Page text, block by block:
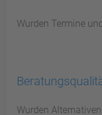
Wurden Termine
Wurden